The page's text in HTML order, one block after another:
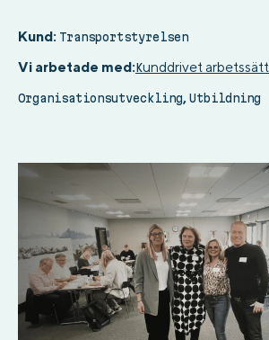
Kund: Transportstyrelsen
Vi arbetade med:Kunddrivet arbetssätt
Organisationsutveckling, Utbildning